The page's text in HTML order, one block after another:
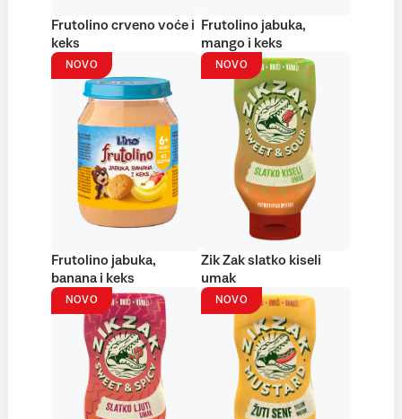
Frutolino crveno voće i
keks
Frutolino jabuka,
mango i keks
NOVO
Frutolino jabuka,
banana i keks
NOVO
Zik Zak slatko kiseli
umak
NOVO NOVO